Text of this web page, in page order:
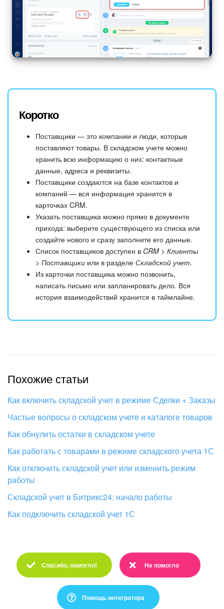
Коротко
Поставщики — это компании и люди, которые
поставляют товары. В складском учете можно
хранить всю информацию о них: контактные
данные, адреса и реквизиты.
Поставщики создаются на базе контактов и
компаний — вся информация хранится в
карточках CRM.
Указать поставщика можно прямо в документе
прихода: выберите существующего из списка или
создайте нового и сразу заполните его данные.
Список поставщиков доступен в CRM > Клиенты
> Поставщики или в разделе Складской учет.
Из карточки поставщика можно позвонить,
написать письмо или запланировать дело. Вся
история взаимодействий хранится в таймлайне.
Похожие статьи
Как включить складской учет в режиме Сделки + Заказы
Частые вопросы о складском учете и каталоге товаров
Как обнулить остатки в складском учете
Как работать с товарами в режиме складского учета 1С
Как отключить складской учет или изменить режим
работы
Складской учет в Битрикс24: начало работы
Как подключить складской учет 1С
Спасибо, помогло!
Спасибо :)
Не помогло
Очень жаль :(
Помощь интегратора